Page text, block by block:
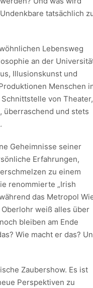
tatsächlich
Lebensweg
an der
Illusionskunst und
Menschen
von Theater,
überraschend und stets
Geheimnisse seiner
Erfahrungen,
zu einem
renommierte „Irish
das Metropol
weiß alles über
bleiben am Ende
Wie macht er das?
Zaubershow. Es ist
Perspektiven zu